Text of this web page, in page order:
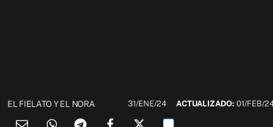
EL FIELATO Y EL NORA 31/ENE/24 ACTUALIZADO:01/FEB/